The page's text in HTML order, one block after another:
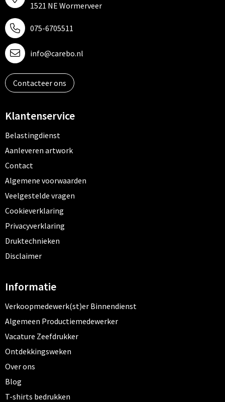
1521 NE Wormerveer
075-6705511
info@carebo.nl
Contacteer ons
Klantenservice
Belastingdienst
Aanleveren artwork
Contact
Algemene voorwaarden
Veelgestelde vragen
Cookieverklaring
Privacyverklaring
Druktechnieken
Disclaimer
Informatie
Verkoopmedewerk(st)er Binnendienst
Algemeen Productiemedewerker
Vacature Zeefdrukker
Ontdekkingsweken
Over ons
Blog
T-shirts bedrukken